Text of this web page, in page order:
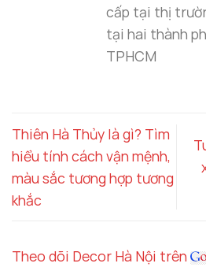
cấp tại thị
tại hai thành
TPHCM
Thiên Hà Thủy là gì? Tìm
hiểu tính cách vận mệnh,
màu sắc tương hợp tương
khắc
Theo dõi Decor Hà Nội trên